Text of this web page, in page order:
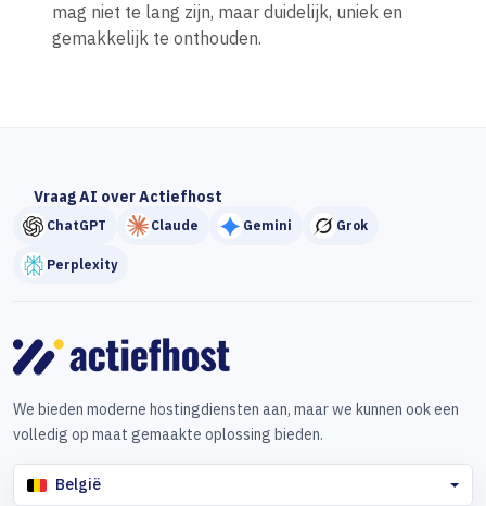
mag niet te lang zijn, maar duidelijk, uniek en
gemakkelijk te onthouden.
Vraag AI over Actiefhost
ChatGPT Claude Gemini Grok
Perplexity
We bieden moderne hostingdiensten aan, maar we kunnen ook een
volledig op maat gemaakte oplossing bieden.
België